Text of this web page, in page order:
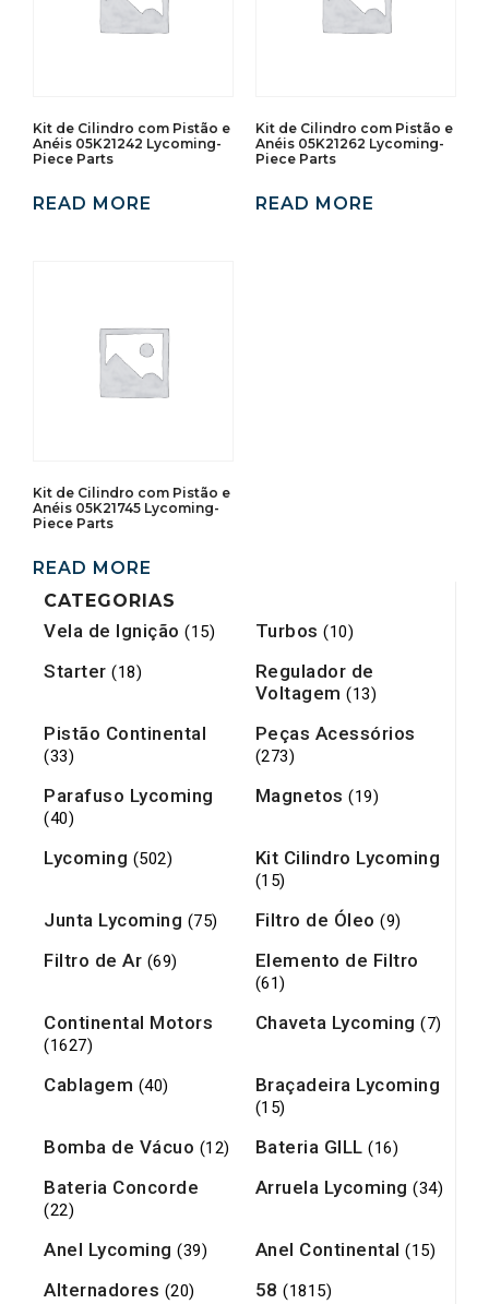
CATEGORIAS
Vela de Ignição (15) Turbos (10)
Starter (18)
Regulador de
Voltagem (13)
Pistão Continental
(33)
Peças Acessórios
(273)
Parafuso Lycoming
(40)
Magnetos (19)
Lycoming (502) Kit Cilindro Lycoming
(15)
Junta Lycoming (75) Filtro de Óleo (9)
Filtro de Ar (69) Elemento de Filtro
(61)
Continental Motors
(1627)
Chaveta Lycoming (7)
Cablagem (40) Braçadeira Lycoming
(15)
Bomba de Vácuo (12) Bateria GILL (16)
Bateria Concorde
(22)
Arruela Lycoming (34)
Anel Lycoming (39) Anel Continental (15)
Alternadores (20) 58 (1815)
Kit de Cilindro com Pistão e
Anéis 05K21242 Lycoming-
Piece Parts
READ MORE
Kit de Cilindro com Pistão e
Anéis 05K21262 Lycoming-
Piece Parts
READ MORE
Kit de Cilindro com Pistão e
Anéis 05K21745 Lycoming-
Piece Parts
READ MORE